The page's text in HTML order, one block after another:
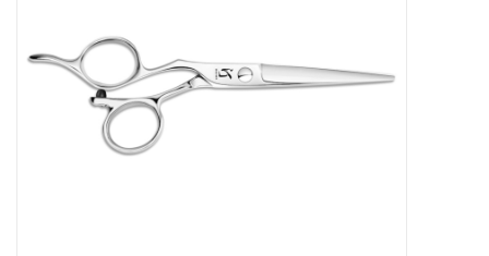
zu den besten Preisen
Kasho Desinfektion-
Scherenpflege